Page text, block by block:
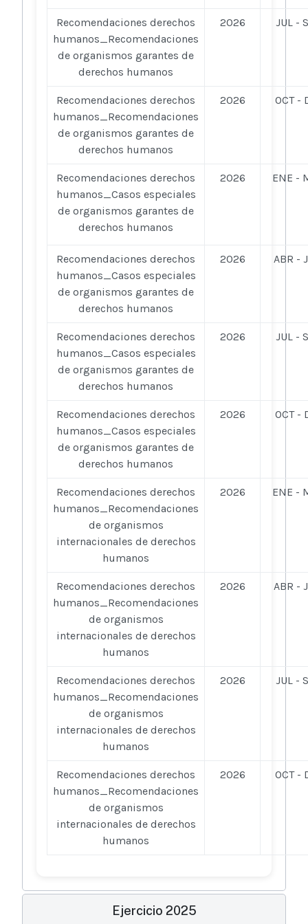
Recomendaciones derechos
humanos_Recomendaciones
de organismos garantes de
derechos humanos
2026 JUL -
Recomendaciones derechos
humanos_Recomendaciones
de organismos garantes de
derechos humanos
2026 OCT -
Recomendaciones derechos
humanos_Casos especiales
de organismos garantes de
derechos humanos
2026 ENE -
Recomendaciones derechos
humanos_Casos especiales
de organismos garantes de
derechos humanos
2026 ABR -
Recomendaciones derechos
humanos_Casos especiales
de organismos garantes de
derechos humanos
2026 JUL -
Recomendaciones derechos
humanos_Casos especiales
de organismos garantes de
derechos humanos
2026 OCT -
Recomendaciones derechos
humanos_Recomendaciones
de organismos
internacionales de derechos
humanos
2026 ENE -
Recomendaciones derechos
humanos_Recomendaciones
de organismos
internacionales de derechos
humanos
2026 ABR -
Recomendaciones derechos
humanos_Recomendaciones
de organismos
internacionales de derechos
humanos
2026 JUL -
Recomendaciones derechos
humanos_Recomendaciones
de organismos
internacionales de derechos
humanos
2026 OCT -
Ejercicio 2025